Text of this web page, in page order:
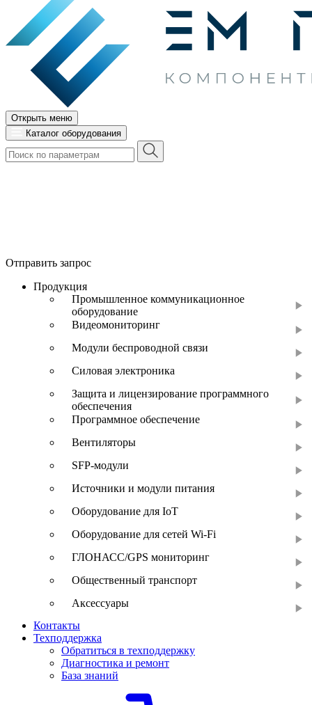
Открыть меню
Каталог оборудования
Отправить запрос
Продукция
Промышленное коммуникационное
оборудование
Видеомониторинг
Модули беспроводной связи
Силовая электроника
Защита и лицензирование программного
обеспечения
Программное обеспечение
Вентиляторы
SFP-модули
Источники и модули питания
Оборудование для IoT
Оборудование для сетей Wi-Fi
ГЛОНАСС/GPS мониторинг
Общественный транспорт
Аксессуары
Контакты
Техподдержка
Обратиться в техподдержку
Диагностика и ремонт
База знаний